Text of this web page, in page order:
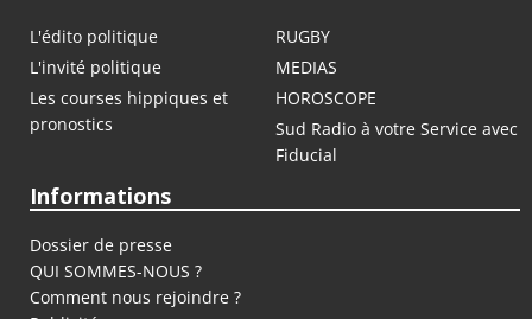
L'édito politique
RUGBY
L'invité politique
MEDIAS
Les courses hippiques et
pronostics
HOROSCOPE
Sud Radio à votre Service avec
Fiducial
Informations
Dossier de presse
QUI SOMMES-NOUS ?
Comment nous rejoindre ?